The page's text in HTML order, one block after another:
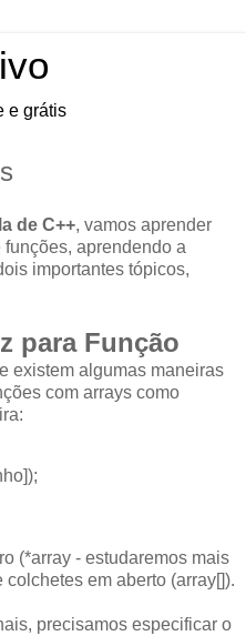
e grátis
de C++, vamos aprender
aprendendo a
importantes tópicos,
para Função
existem algumas maneiras
com arrays como
(*array - estudaremos mais
em aberto (array[]).
precisamos especificar o